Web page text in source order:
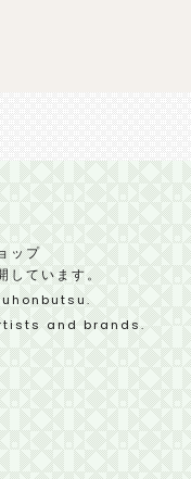
ップ
しています。
and brands.